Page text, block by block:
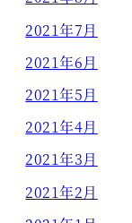
2021年7月
2021年6月
2021年5月
2021年4月
2021年3月
2021年2月